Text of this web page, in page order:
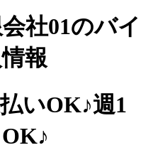
社01のバイ
報
いOK♪週1